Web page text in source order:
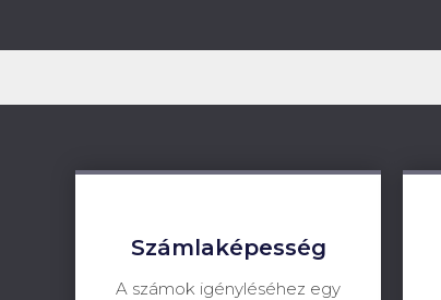
Számlaképesség
A számok igényléséhez egy